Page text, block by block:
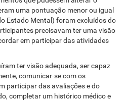
uma pontuação menor ou igual
Estado Mental) foram excluídos do
precisavam ter uma visão
em participar das atividades
ter visão adequada, ser capaz
comunicar-se com os
participar das avaliações e do
completar um histórico médico e